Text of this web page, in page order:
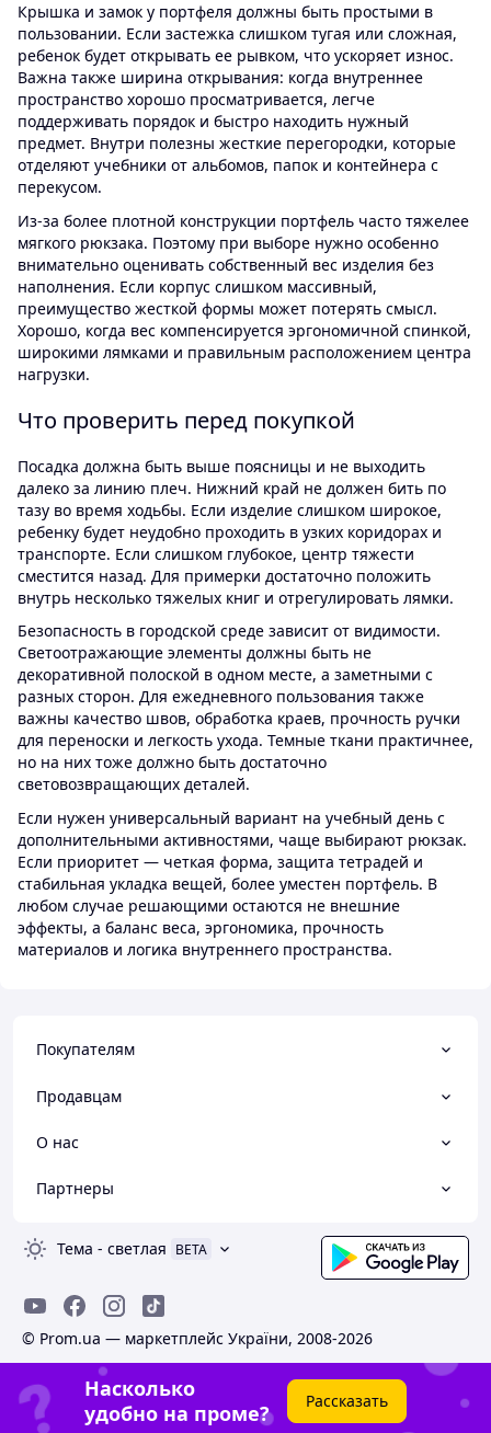
Крышка и замок у портфеля должны быть простыми в
пользовании. Если застежка слишком тугая или сложная,
ребенок будет открывать ее рывком, что ускоряет износ.
Важна также ширина открывания: когда внутреннее
пространство хорошо просматривается, легче
поддерживать порядок и быстро находить нужный
предмет. Внутри полезны жесткие перегородки, которые
отделяют учебники от альбомов, папок и контейнера с
перекусом.
Из-за более плотной конструкции портфель часто тяжелее
мягкого рюкзака. Поэтому при выборе нужно особенно
внимательно оценивать собственный вес изделия без
наполнения. Если корпус слишком массивный,
преимущество жесткой формы может потерять смысл.
Хорошо, когда вес компенсируется эргономичной спинкой,
широкими лямками и правильным расположением центра
нагрузки.
Что проверить перед покупкой
Посадка должна быть выше поясницы и не выходить
далеко за линию плеч. Нижний край не должен бить по
тазу во время ходьбы. Если изделие слишком широкое,
ребенку будет неудобно проходить в узких коридорах и
транспорте. Если слишком глубокое, центр тяжести
сместится назад. Для примерки достаточно положить
внутрь несколько тяжелых книг и отрегулировать лямки.
Безопасность в городской среде зависит от видимости.
Светоотражающие элементы должны быть не
декоративной полоской в одном месте, а заметными с
разных сторон. Для ежедневного пользования также
важны качество швов, обработка краев, прочность ручки
для переноски и легкость ухода. Темные ткани практичнее,
но на них тоже должно быть достаточно
световозвращающих деталей.
Если нужен универсальный вариант на учебный день с
дополнительными активностями, чаще выбирают рюкзак.
Если приоритет — четкая форма, защита тетрадей и
стабильная укладка вещей, более уместен портфель. В
любом случае решающими остаются не внешние
эффекты, а баланс веса, эргономика, прочность
материалов и логика внутреннего пространства.
Покупателям
Продавцам
О нас
Партнеры
Тема - светлая BETA
© Prom.ua — маркетплейс України, 2008-2026
Насколько
удобно на проме?
Рассказать